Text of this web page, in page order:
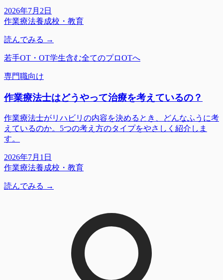
2026年7月2日
作業療法養成校・教育
読んでみる →
若手OT・OT学生含む全てのプロOTへ
専門職向け
作業療法士はどうやって治療を考えているの？
作業療法士がリハビリの内容を決めるとき、どんなふうに考
えているのか。5つの考え方のタイプをやさしく紹介しま
す。
2026年7月1日
作業療法養成校・教育
読んでみる →